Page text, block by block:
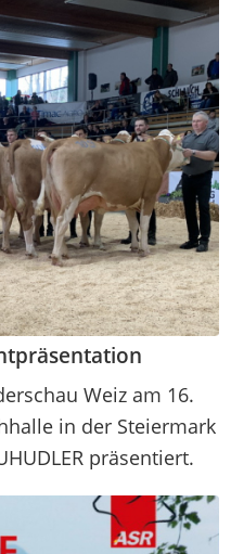
Weiz am 16.
in der Steiermark
präsentiert.